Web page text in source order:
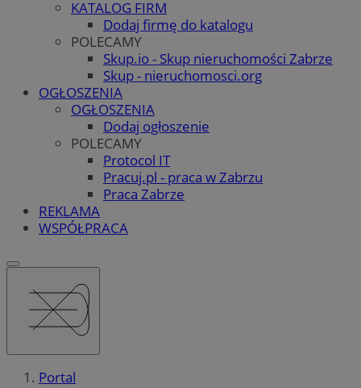
KATALOG FIRM
Dodaj firmę do katalogu
POLECAMY
Skup.io - Skup nieruchomości Zabrze
Skup - nieruchomosci.org
OGŁOSZENIA
OGŁOSZENIA
Dodaj ogłoszenie
POLECAMY
Protocol IT
Pracuj.pl - praca w Zabrzu
Praca Zabrze
REKLAMA
WSPÓŁPRACA
Portal